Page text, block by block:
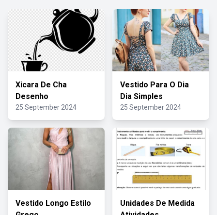
Xicara De Cha
Desenho
25 September 2024
Vestido Para O Dia
Dia Simples
25 September 2024
Vestido Longo Estilo
Unidades De Medida